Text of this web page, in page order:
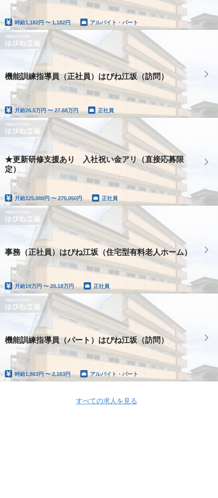
時給1,182円 〜 1,182円 アルバイト・パート
機能訓練指導員（正社員）はぴね江坂（訪問）
月給26.5万円 〜 27.68万円 正社員
★更新研修支援あり 入社祝い金アリ（直接応募限
定）
月給225,000円 〜 275,050円 正社員
事務（正社員）はぴね江坂（住宅型有料老人ホーム）
月給19万円 〜 20.18万円 正社員
機能訓練指導員（パート）はぴね江坂（訪問）
時給1,863円 〜 2,163円 アルバイト・パート
すべての求人を見る